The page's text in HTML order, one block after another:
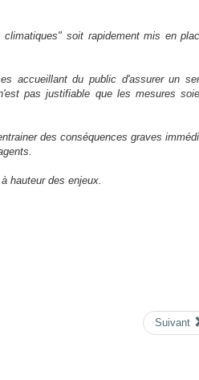
climatiques" soit rapidement mis en
accueillant du public d'assurer un
pas justifiable que les mesures
des conséquences graves
hauteur des enjeux.
Suivant